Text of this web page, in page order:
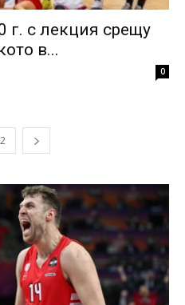
г. с лекция срещу
в...
0
2